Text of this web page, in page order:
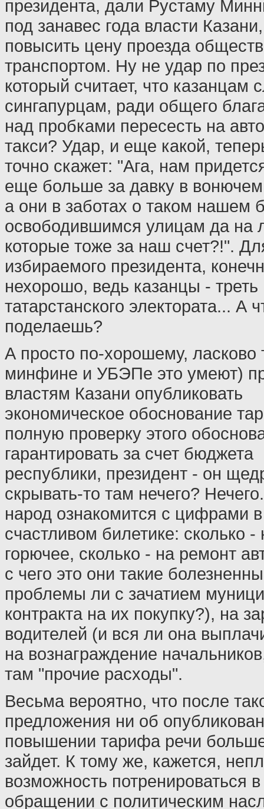
президента, дали Рустаму
под занавес года власти
повысить цену проезда
транспортом. Ну не удар по
который считает, что казанцам
сингапурцам, ради общего
над пробками пересесть на
такси? Удар, и еще какой,
точно скажет: "Ага, нам
еще больше за давку в вонючем
а они в заботах о таком нашем
освободившимся улицам да на
которые тоже за наш счет?!".
избираемого президента,
нехорошо, ведь казанцы - треть
татарстанского электората... А
поделаешь?
А просто по-хорошему, ласково
минфине и УБЭПе это умеют)
властям Казани опубликовать
экономическое обоснование
полную проверку этого
гарантировать за счет бюджета
республики, президент - он
скрывать-то там нечего?
народ ознакомится с цифрами в
счастливом билетике: сколько -
горючее, сколько - на ремонт
с чего это они такие
проблемы ли с зачатием
контракта на их покупку?), на
водителей (и вся ли она
на вознаграждение
там "прочие расходы".
Весьма вероятно, что после
предложения ни об
повышении тарифа речи
зайдет. К тому же, кажется,
возможность потренироваться в
обращении с политическим